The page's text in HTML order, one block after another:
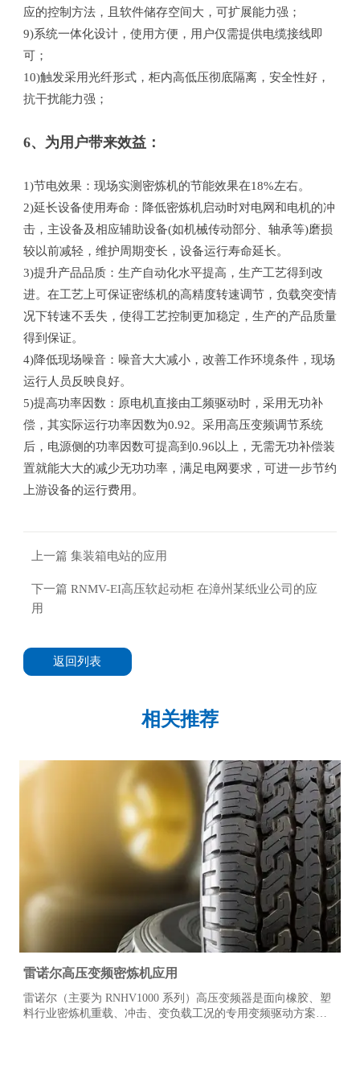
应的控制方法，且软件储存空间大，可扩展能力强；
9)系统一体化设计，使用方便，用户仅需提供电缆接线即
可；
10)触发采用光纤形式，柜内高低压彻底隔离，安全性好，
抗干扰能力强；
6、为用户带来效益：
1)节电效果：现场实测密炼机的节能效果在18%左右。
2)延长设备使用寿命：降低密炼机启动时对电网和电机的冲
击，主设备及相应辅助设备(如机械传动部分、轴承等)磨损
较以前减轻，维护周期变长，设备运行寿命延长。
3)提升产品品质：生产自动化水平提高，生产工艺得到改
进。在工艺上可保证密练机的高精度转速调节，负载突变情
况下转速不丢失，使得工艺控制更加稳定，生产的产品质量
得到保证。
4)降低现场噪音：噪音大大减小，改善工作环境条件，现场
运行人员反映良好。
5)提高功率因数：原电机直接由工频驱动时，采用无功补
偿，其实际运行功率因数为0.92。采用高压变频调节系统
后，电源侧的功率因数可提高到0.96以上，无需无功补偿装
置就能大大的减少无功功率，满足电网要求，可进一步节约
上游设备的运行费用。
上一篇 集装箱电站的应用
下一篇 RNMV-EI高压软起动柜 在漳州某纸业公司的应
用
返回列表
相关推荐
雷诺尔高压变频密炼机应用
雷诺尔（主要为 RNHV1000 系列）高压变频器是面向橡胶、塑
料行业密炼机重载、冲击、变负载工况的专用变频驱动方案，